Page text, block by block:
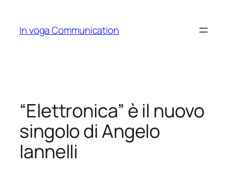
content
In voga Communication
“Elettronica” è il nuovo
singolo di Angelo
Iannelli